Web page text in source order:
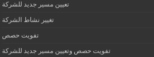
تعيين مسير جديد للشركة
تغيير نشاط الشركة
تفويت حصص
تفويت حصص وتعيين مسير جديد للشركة